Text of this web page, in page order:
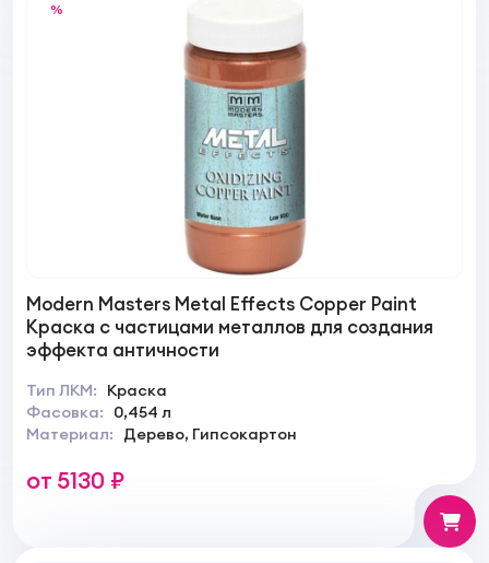
%
Modern Masters Metal Effects Copper Paint
Краска с частицами металлов для создания
эффекта античности
Тип ЛКМ:
Краска
Фасовка:
0,454 л
Материал:
Дерево, Гипсокартон
от 5130 ₽